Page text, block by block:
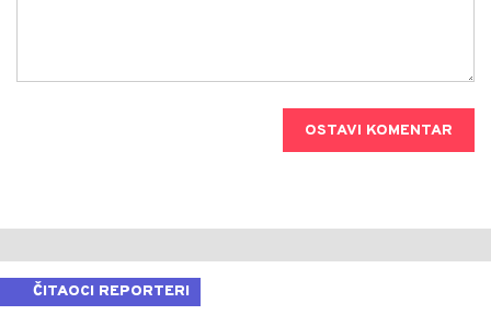
OSTAVI KOMENTAR
ČITAOCI REPORTERI